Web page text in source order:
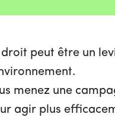
droit peut être un
menez une
agir plus